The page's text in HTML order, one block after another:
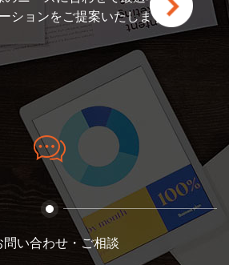
ウ
ションをご提案いたします。
たソリューショ
問い合わせ・ご相談